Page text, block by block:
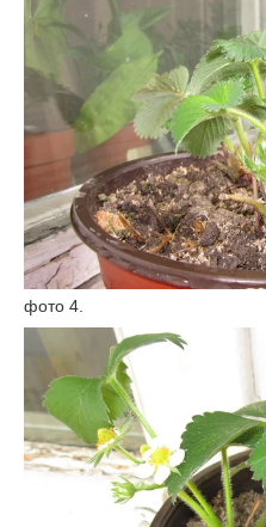
фото 4.